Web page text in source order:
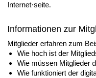
Internet·seite.
Informationen zur
Mitglieder erfahren zum
Wie hoch ist der
Wie müssen Mitglieder
Wie funktioniert der